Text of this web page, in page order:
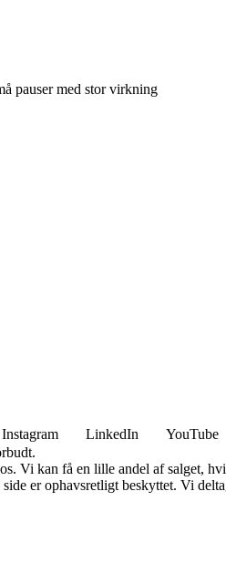
pauser med stor virkning
Instagram LinkedIn YouTube
Vi kan få en lille andel af salget,
er ophavsretligt beskyttet. Vi